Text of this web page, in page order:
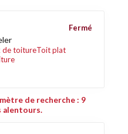
de toitureToit plat
Fermé
de recherche : 9
alentours.